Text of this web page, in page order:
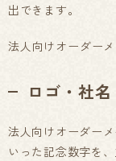
出できます。
法人向けオーダー
ロゴ・社
法人向けオーダー
いった記念数字を